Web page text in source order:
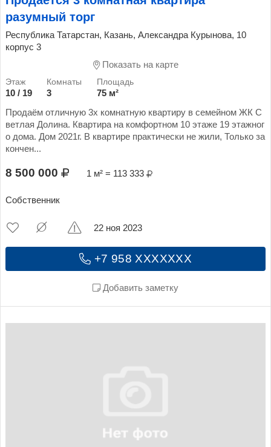
разумный торг
Республика Татарстан, Казань, Александра Курынова, 10
корпус 3
Показать на карте
10 / 19 3
75 м²
Продаём отличную 3х комнатную квартиру в семейном ЖК С
ветлая Долина. Квартира на комфортном 10 этаже 19 этажног
о дома. Дом 2021г. В квартире практически не жили, Только за
кончен...
8 500 000 1 м² = 113 333
Собственник
+7 958 XXXXXXX
Добавить заметку
22 ноя 2023